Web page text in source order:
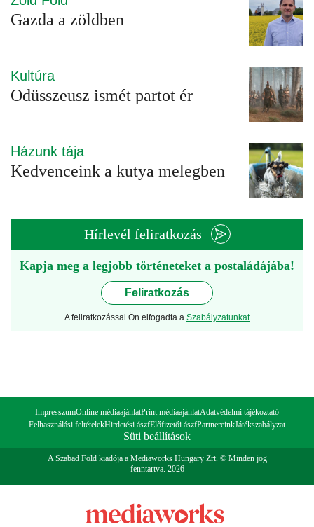
Gazda a zöldben
Kultúra
Odüsszeusz ismét partot ér
Házunk tája
Kedvenceink a kutya melegben
Hírlevél feliratkozás
Kapja meg a legjobb történeteket a postaládájába!
Feliratkozás
A feliratkozással Ön elfogadta a Szabályzatunkat
ImpresszumOnline médiaajánlatPrint médiaajánlatAdatvédelmi tájékoztató
Felhasználási feltételekHirdetési ászfElőfizetői ászfPartnereinkJátékszabályzat
Süti beállítások
A Szabad Föld kiadója a Mediaworks Hungary Zrt. © Minden jog
fenntartva. 2026